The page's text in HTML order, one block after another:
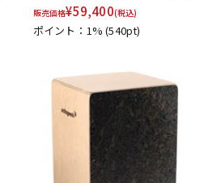
販売価格¥59,400(税込)
ポイント：1%(540pt)